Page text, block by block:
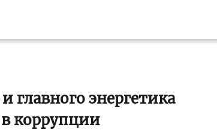
главного энергетика
коррупции